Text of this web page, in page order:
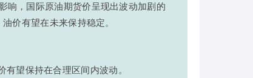
响，国际原油期货价呈现出波动加剧的
价有望在未来保持稳定。
望保持在合理区间内波动。